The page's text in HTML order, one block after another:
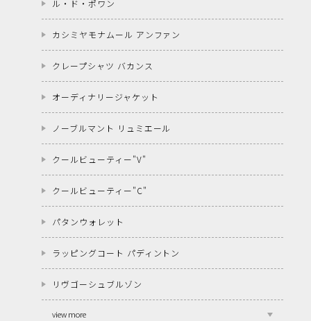
ル・ド・ポワン
カシミヤモナムール アンファン
クレープシャツ バカンス
オーディナリージャケット
ノーブルマント リュミエール
クールビューティー"V"
クールビューティー"C"
パタンウォレット
ラッピングコート パディントン
リヴゴーシュブルゾン
view more